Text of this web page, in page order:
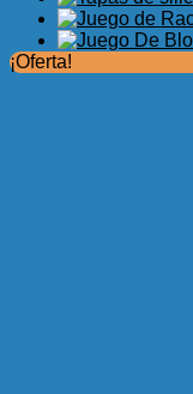
¡Oferta!